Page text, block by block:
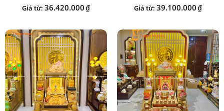
Trường + Bộ Đồ Sứ
Cao Cấp Gấm Vàng
Giá từ: 36.420.000₫
Đồ Sứ Vàng Đá Cao
Giá từ: 39.100.000₫